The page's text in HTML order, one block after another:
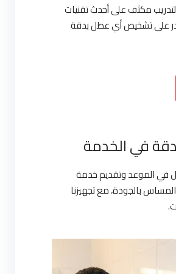
مكثف على أحدث تقنيات
على تشخيص أي عطل بدقة
في الخدمة
في الموعد وتقديم خدمة
بالجودة، مع تجهيزنا